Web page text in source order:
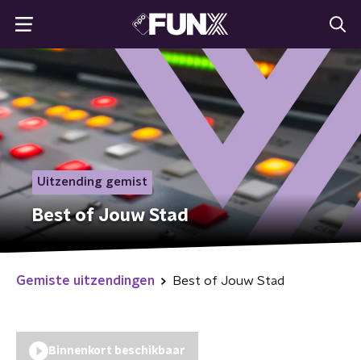
Uitzending gemist
Best of Jouw Stad
Gemiste uitzendingen Best of Jouw Stad
Binnenkort beschikbaar